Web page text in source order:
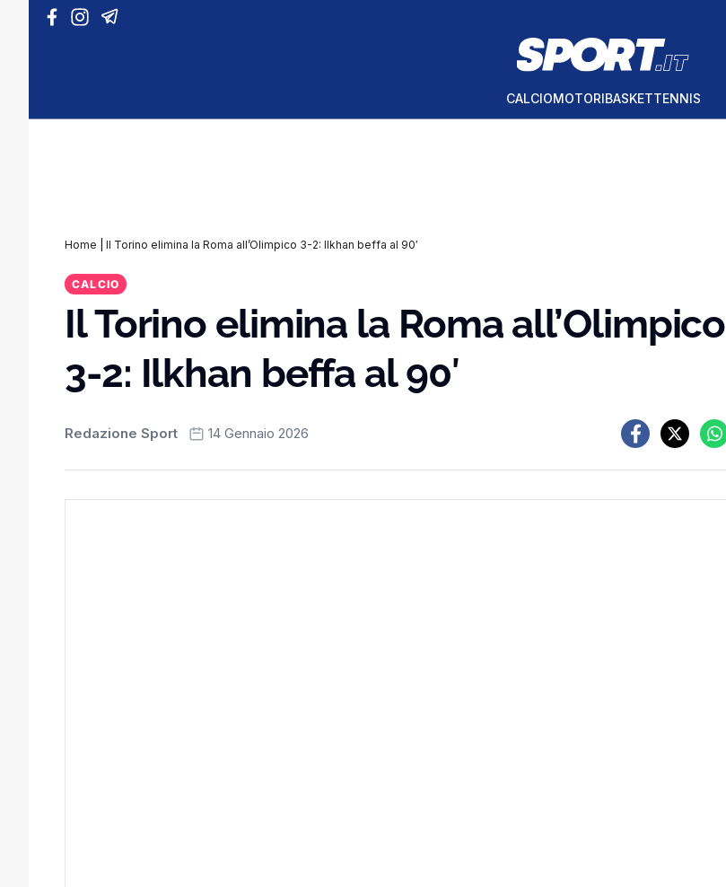
Vai al contenuto
CALCIOMOTORIBASKETTENNIS
Home Il Torino elimina la Roma all’Olimpico 3-2: Ilkhan beffa al 90′
CALCIO
Il Torino elimina la Roma all’Olimpico
3-2: Ilkhan beffa al 90′
Redazione Sport 14 Gennaio 2026